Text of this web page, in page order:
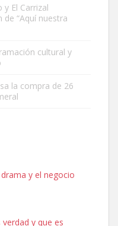
hace menos de un mes,
y El Carrizal
“Aquí nuestra
cultural y
la compra de 26
y el negocio
verdad y que es